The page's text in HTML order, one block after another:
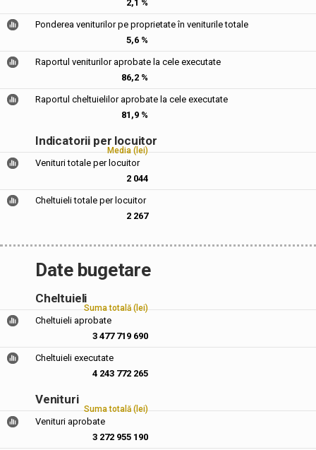
2,1 %
Ponderea veniturilor pe proprietate în veniturile totale
5,6 %
Raportul veniturilor aprobate la cele executate
86,2 %
Raportul cheltuielilor aprobate la cele executate
81,9 %
Indicatorii per locuitor
Media (lei)
Venituri totale per locuitor
2 044
Cheltuieli totale per locuitor
2 267
Date bugetare
Cheltuieli
Suma totală (lei)
Cheltuieli aprobate
3 477 719 690
Cheltuieli executate
4 243 772 265
Venituri
Suma totală (lei)
Venituri aprobate
3 272 955 190